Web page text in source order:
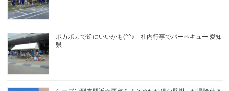
ポカポカで逆にいいかも(^^♪ 社内行事でバーベキュー 愛知
県